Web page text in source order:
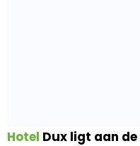
Hotel Dux ligt aan de